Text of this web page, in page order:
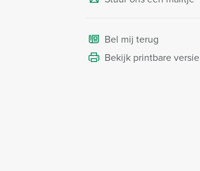
Bel mij terug
Bekijk printbare versie